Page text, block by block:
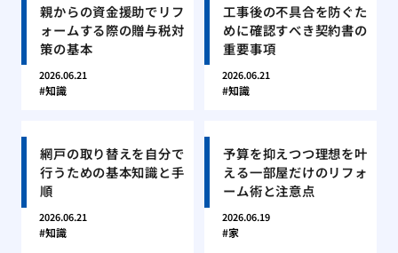
親からの資金援助でリフ
ォームする際の贈与税対
策の基本
2026.06.21
知識
工事後の不具合を防ぐた
めに確認すべき契約書の
重要事項
2026.06.21
知識
網戸の取り替えを自分で
行うための基本知識と手
順
2026.06.21
知識
予算を抑えつつ理想を叶
える一部屋だけのリフォ
ーム術と注意点
2026.06.19
家